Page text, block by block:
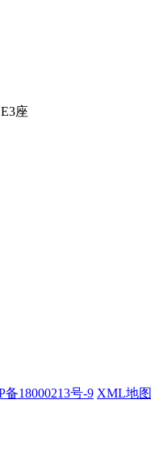
座
备18000213号-9 XML地图